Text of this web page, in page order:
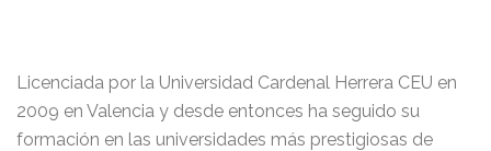
Licenciada por la Universidad Cardenal Herrera CEU en
2009 en Valencia y desde entonces ha seguido su
formación en las universidades más prestigiosas de